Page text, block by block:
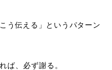
う伝える」というパターン
ば、必ず謝る。